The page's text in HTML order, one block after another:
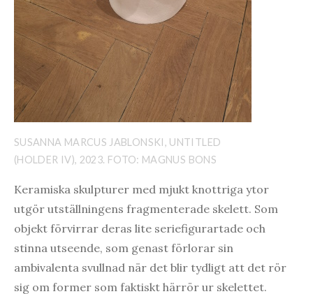
SUSANNA MARCUS JABLONSKI, UNTITLED
(HOLDER IV), 2023. FOTO: MAGNUS BONS
Keramiska skulpturer med mjukt knottriga ytor
utgör utställningens fragmenterade skelett. Som
objekt förvirrar deras lite seriefigurartade och
stinna utseende, som genast förlorar sin
ambivalenta svullnad när det blir tydligt att det rör
sig om former som faktiskt härrör ur skelettet.